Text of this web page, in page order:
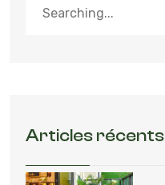
Articles récents